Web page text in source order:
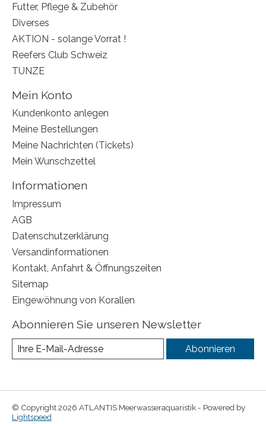
Futter, Pflege & Zubehör
Diverses
AKTION - solange Vorrat !
Reefers Club Schweiz
TUNZE
Mein Konto
Kundenkonto anlegen
Meine Bestellungen
Meine Nachrichten (Tickets)
Mein Wunschzettel
Informationen
Impressum
AGB
Datenschutzerklärung
Versandinformationen
Kontakt, Anfahrt & Öffnungszeiten
Sitemap
Eingewöhnung von Korallen
Abonnieren Sie unseren Newsletter
Abonnieren
© Copyright 2026 ATLANTIS Meerwasseraquaristik - Powered by
Lightspeed